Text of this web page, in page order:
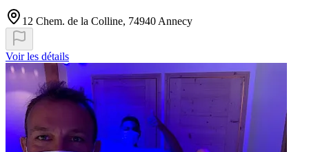
12 Chem. de la Colline, 74940 Annecy
Voir les détails